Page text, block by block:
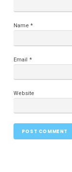
Name*
Email *
Website